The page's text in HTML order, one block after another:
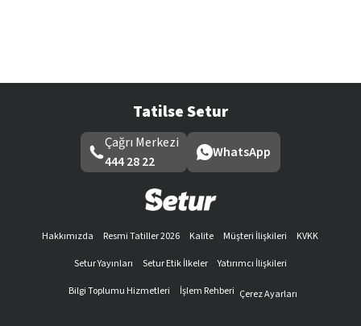
Tatilse Setur
Çağrı Merkezi
444 28 22
WhatsApp
Hakkımızda Resmi Tatiller 2026 Kalite Müşteri İlişkileri
KVKK
Setur Yayınları
Setur Etik İlkeler
Yatırımcı İlişkileri
Bilgi Toplumu Hizmetleri
İşlem Rehberi Çerez Ayarları